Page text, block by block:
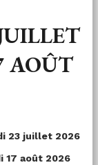
AOÛT
23 juillet 2026
17 août 2026